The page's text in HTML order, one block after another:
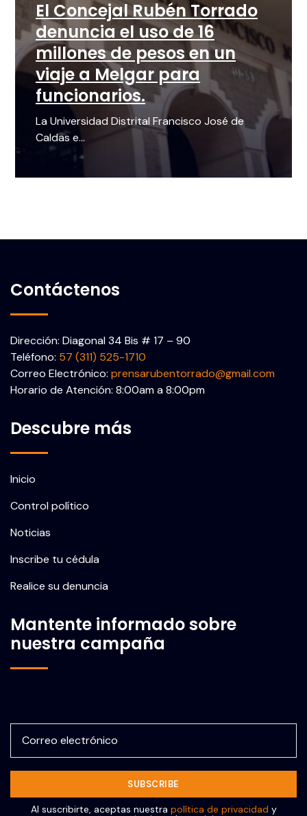
El Concejal Rubén Torrado
denuncia el uso de 16
millones de pesos en un
viaje a Melgar para
funcionarios.
La Universidad Distrital Francisco José de
Caldas e...
Contáctenos
Dirección: Diagonal 34 Bis # 17 – 90
Teléfono: 57 (311) 525-1710
Correo Electrónico: prensarubentorrado@gmail.com
Horario de Atención: 8:00am a 8:00pm
Descubre más
Inicio
Control político
Noticias
Inscribe tu cédula
Realice su denuncia
Mantente informado sobre
nuestra campaña
Al suscribirte, aceptas nuestra política de privacidad y